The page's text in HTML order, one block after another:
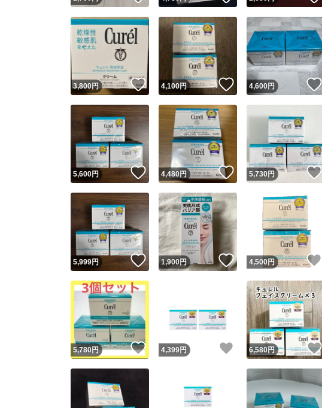
3,800円 いいね！
4,100円 いいね！
4,600円
5,600円 いいね！
4,480円 いいね！
5,730円
5,999円 いいね！
1,900円 いいね！
4,500円
5,780円 いいね！
4,399円 いいね！
6,580円